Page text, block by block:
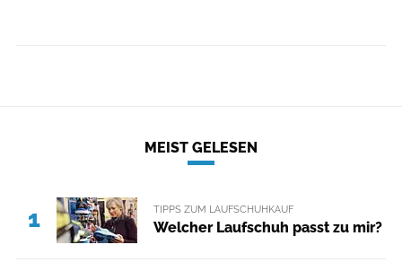
MEIST GELESEN
1 TIPPS ZUM LAUFSCHUHKAUF
Welcher Laufschuh passt zu mir?